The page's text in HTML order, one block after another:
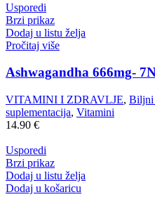
Usporedi
Brzi prikaz
Dodaj u listu želja
Pročitaj više
Ashwagandha 666mg-
VITAMINI I ZDRAVLJE, Biljni
suplementacija, Vitamini
14.90 €
Usporedi
Brzi prikaz
Dodaj u listu želja
Dodaj u košaricu